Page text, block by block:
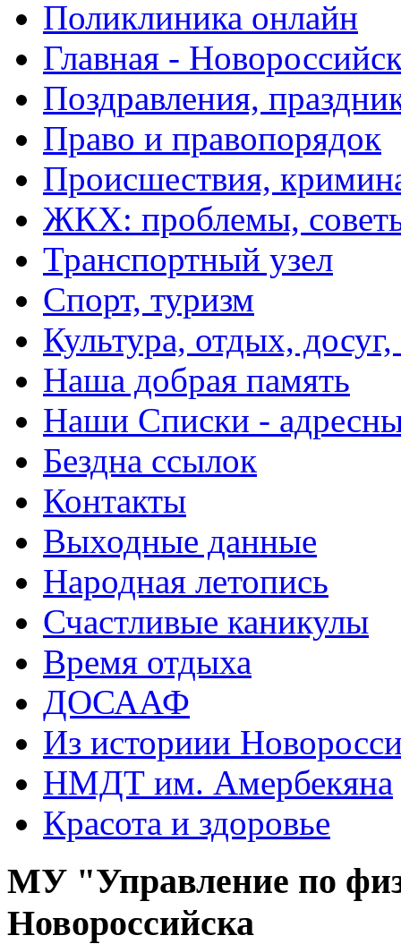
Поликлиника онлайн
Главная -
Поздравления,
Право и правопорядок
Происшествия,
ЖКХ: проблемы,
Транспортный узел
Спорт, туризм
Культура, отдых,
Наша добрая память
Наши Списки -
Бездна ссылок
Контакты
Выходные данные
Народная летопись
Счастливые каникулы
Время отдыха
ДОСААФ
Из историии
НМДТ им. Амербекяна
Красота и здоровье
МУ "Управление по
Новороссийска